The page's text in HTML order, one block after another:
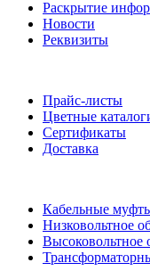
Раскрытие
Новости
Реквизиты
Прайс-листы
Цветные
Сертификаты
Доставка
Кабельные
Низковольтное
Высоковольтное